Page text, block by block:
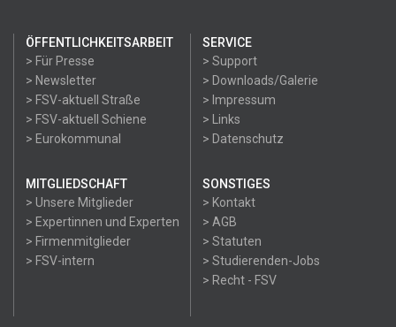
ÖFFENTLICHKEITSARBEIT
> Für Presse
> Newsletter
> FSV-aktuell Straße
> FSV-aktuell Schiene
> Eurokommunal
SERVICE
> Support
> Downloads/Galerie
> Impressum
> Links
> Datenschutz
MITGLIEDSCHAFT
> Unsere Mitglieder
> Expertinnen und Experten
> Firmenmitglieder
> FSV-intern
SONSTIGES
> Kontakt
> AGB
> Statuten
> Studierenden-Jobs
> Recht - FSV